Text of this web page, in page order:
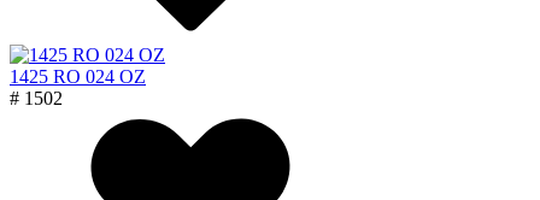
1425 RO 024 OZ
# 1502